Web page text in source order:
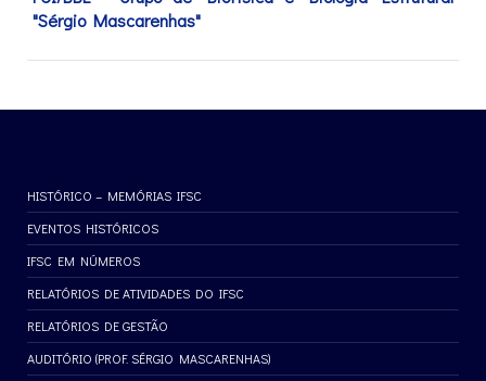
"Sérgio Mascarenhas"
HISTÓRICO – MEMÓRIAS IFSC
EVENTOS HISTÓRICOS
IFSC EM NÚMEROS
RELATÓRIOS DE ATIVIDADES DO IFSC
RELATÓRIOS DE GESTÃO
AUDITÓRIO (PROF. SÉRGIO MASCARENHAS)